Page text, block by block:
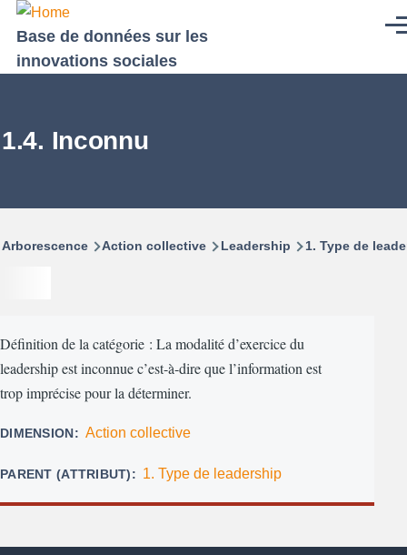
Aller au contenu principal
Base de données sur les
innovations sociales
1.4. Inconnu
Fil
Arborescence Action collective Leadership 1. Type de
Définition de la catégorie : La modalité d’exercice du
leadership est inconnue c’est-à-dire que l’information est
trop imprécise pour la déterminer.
DIMENSION Action collective
PARENT (ATTRIBUT) 1. Type de leadership